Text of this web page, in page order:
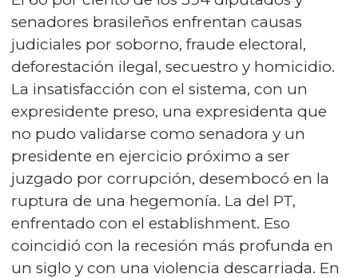
senadores brasileños enfrentan causas
judiciales por soborno, fraude electoral,
deforestación ilegal, secuestro y homicidio.
La insatisfacción con el sistema, con un
expresidente preso, una expresidenta que
no pudo validarse como senadora y un
presidente en ejercicio próximo a ser
juzgado por corrupción, desembocó en la
ruptura de una hegemonía. La del PT,
enfrentado con el establishment. Eso
coincidió con la recesión más profunda en
un siglo y con una violencia descarriada. En